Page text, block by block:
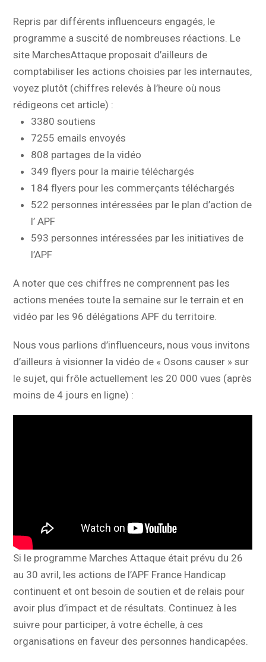
Repris par différents influenceurs engagés, le
programme a suscité de nombreuses réactions. Le
site MarchesAttaque proposait d’ailleurs de
comptabiliser les actions choisies par les internautes,
voyez plutôt (chiffres relevés à l’heure où nous
rédigeons cet article) :
3380 soutiens
7255 emails envoyés
808 partages de la vidéo
349 flyers pour la mairie téléchargés
184 flyers pour les commerçants téléchargés
522 personnes intéressées par le plan d’action de
l’ APF
593 personnes intéressées par les initiatives de
l’APF
A noter que ces chiffres ne comprennent pas les
actions menées toute la semaine sur le terrain et en
vidéo par les 96 délégations APF du territoire.
Nous vous parlions d’influenceurs, nous vous invitons
d’ailleurs à visionner la vidéo de « Osons causer » sur
le sujet, qui frôle actuellement les 20 000 vues (après
moins de 4 jours en ligne) :
Si le programme Marches Attaque était prévu du 26
au 30 avril, les actions de l’APF France Handicap
continuent et ont besoin de soutien et de relais pour
avoir plus d’impact et de résultats. Continuez à les
suivre pour participer, à votre échelle, à ces
organisations en faveur des personnes handicapées.